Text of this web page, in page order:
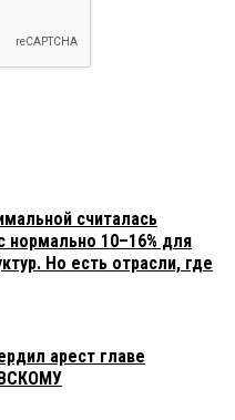
считалась
нормально 10–16% для
Но есть отрасли, где
арест главе